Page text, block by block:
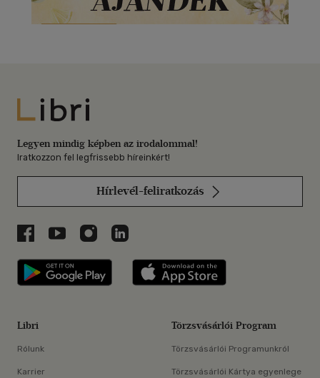
Libri
Legyen mindig képben az irodalommal!
Iratkozzon fel legfrissebb híreinkért!
Hírlevél-feliratkozás
Libri a Facebookon
Libri a Youtube-on
Libri az Instagramon
Libri a LinkedInen
Libri applikáció Szerezd meg: Google
Libri
Rólunk
Karrier
Törzsvásárlói Program
Törzsvásárlói Programunkról
Törzsvásárlói Kártya egyenlege